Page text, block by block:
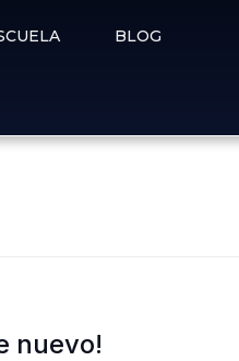
BLOG
nuevo!